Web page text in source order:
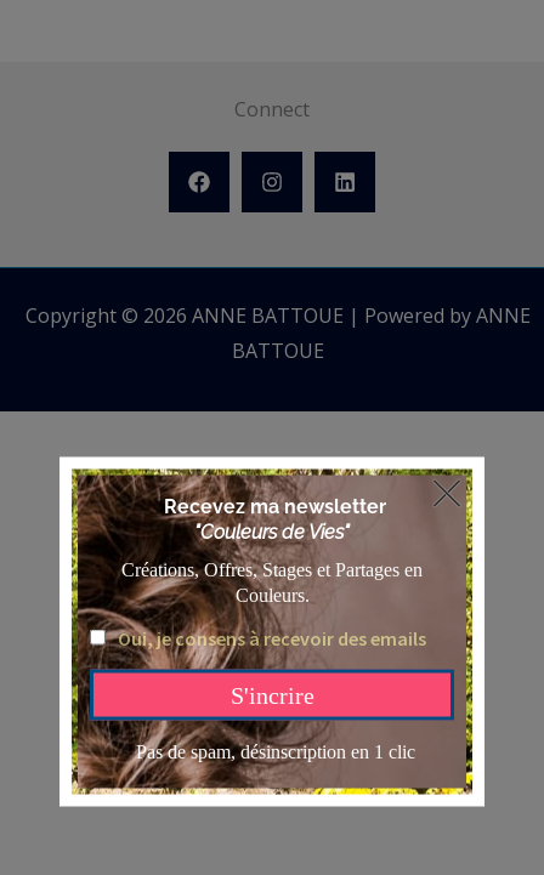
Connect
Copyright © 2026 ANNE BATTOUE | Powered by ANNE
BATTOUE